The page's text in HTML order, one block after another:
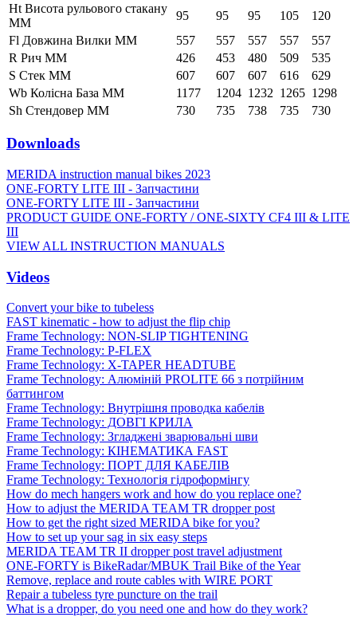
Ht Висота рульового стакану
ММ
95 95 95 105
120
Fl Довжина Вилки ММ
557 557 557 557
557
R Рич ММ
426 453 480 509
535
S Стек ММ
607 607 607 616
629
Wb Колісна База ММ
1177 1204 1232 1265 1298
Sh Стендовер ММ
730 735 738 735 730
Downloads
MERIDA instruction manual bikes 2023
ONE-FORTY LITE III - Запчастини
ONE-FORTY LITE III - Запчастини
PRODUCT GUIDE ONE-FORTY / ONE-SIXTY CF4 III & LITE
III
VIEW ALL INSTRUCTION MANUALS
Videos
Convert your bike to tubeless
FAST kinematic - how to adjust the flip chip
Frame Technology: NON-SLIP TIGHTENING
Frame Technology: P-FLEX
Frame Technology: X-TAPER HEADTUBE
Frame Technology: Алюміній PROLITE 66 з потрійним
баттингом
Frame Technology: Внутрішня проводка кабелів
Frame Technology: ДОВГІ КРИЛА
Frame Technology: Згладжені зварювальні шви
Frame Technology: КІНЕМАТИКА FAST
Frame Technology: ПОРТ ДЛЯ КАБЕЛІВ
Frame Technology: Технологія гідроформінгу
How do mech hangers work and how do you replace one?
How to adjust the MERIDA TEAM TR dropper post
How to get the right sized MERIDA bike for you?
How to set up your sag in six easy steps
MERIDA TEAM TR II dropper post travel adjustment
ONE-FORTY is BikeRadar/MBUK Trail Bike of the Year
Remove, replace and route cables with WIRE PORT
Repair a tubeless tyre puncture on the trail
What is a dropper, do you need one and how do they work?